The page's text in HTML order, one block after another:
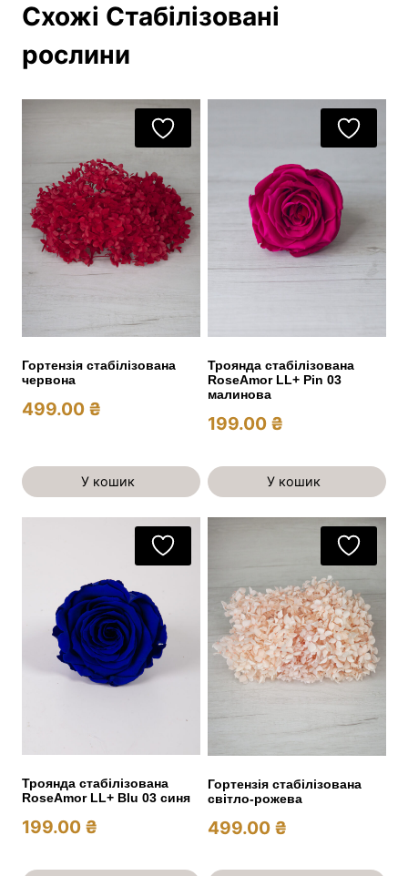
Схожі Стабілізовані
рослини
Гортензія стабілізована
червона
499.00 ₴
У кошик
Троянда стабілізована
RoseAmor LL+ Pin 03
малинова
199.00 ₴
У кошик
Троянда стабілізована
RoseAmor LL+ Blu 03 синя
199.00 ₴
Гортензія стабілізована
світло-рожева
499.00 ₴